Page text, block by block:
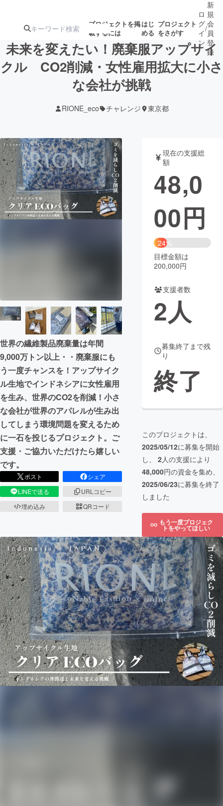
プロジェクトを掲
載するには
はじ
める
プロジェクト
をさがす
注目の新着プロ
ジェクト
募集終了が近いプ
テクノロジー・ガジェット
映像・映画 書籍・雑誌
ビジネス・起業 チャレンジ
CAMPFIRE Creation
コミュニティ
ロ
グ
イ
ン
/
新
規
会
員
登
録
未来を変えたい！廃棄服アップサイ
クル CO2削減・女性雇用拡大に小さ
な会社が挑戦
RIONE_eco チャレンジ 東京都
世界の繊維製品廃棄量は年間
9,000万トン以上・・廃棄服にも
う一度チャンスを！アップサイク
ル生地でインドネシアに女性雇用
を生み、世界のCO2を削減！小さ
な会社が世界のアパレルが生み出
してしまう環境問題を変えるため
に一石を投じるプロジェクト。ご
支援・ご協力いただけたら嬉しい
です。
ポスト
シェア
LINEで送る
URLコピー
埋め込み
QRコード
現在の支援総
額
48,0
00円
24%
目標金額は
200,000円
支援者数
2人
募集終了まで残
り
終了
このプロジェクトは、
2025/05/12に募集を開始
し、 2人の支援により
48,000円の資金を集め、
2025/06/23に募集を終了
しました
もう一度プロジェク
トをやってほしい